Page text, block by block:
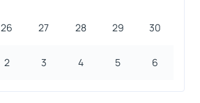
26 27 28 29 30
2 3 4 5 6